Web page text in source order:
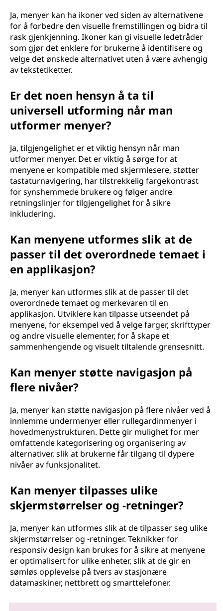
Ja, menyer kan ha ikoner ved siden av alternativene
for å forbedre den visuelle fremstillingen og bidra til
rask gjenkjenning. Ikoner kan gi visuelle ledetråder
som gjør det enklere for brukerne å identifisere og
velge det ønskede alternativet uten å være avhengig
av tekstetiketter.
Er det noen hensyn å ta til
universell utforming når man
utformer menyer?
Ja, tilgjengelighet er et viktig hensyn når man
utformer menyer. Det er viktig å sørge for at
menyene er kompatible med skjermlesere, støtter
tastaturnavigering, har tilstrekkelig fargekontrast
for synshemmede brukere og følger andre
retningslinjer for tilgjengelighet for å sikre
inkludering.
Kan menyene utformes slik at de
passer til det overordnede temaet i
en applikasjon?
Ja, menyer kan utformes slik at de passer til det
overordnede temaet og merkevaren til en
applikasjon. Utviklere kan tilpasse utseendet på
menyene, for eksempel ved å velge farger, skrifttyper
og andre visuelle elementer, for å skape et
sammenhengende og visuelt tiltalende grensesnitt.
Kan menyer støtte navigasjon på
flere nivåer?
Ja, menyer kan støtte navigasjon på flere nivåer ved å
innlemme undermenyer eller rullegardinmenyer i
hovedmenystrukturen. Dette gir mulighet for mer
omfattende kategorisering og organisering av
alternativer, slik at brukerne får tilgang til dypere
nivåer av funksjonalitet.
Kan menyer tilpasses ulike
skjermstørrelser og -retninger?
Ja, menyer kan utformes slik at de tilpasser seg ulike
skjermstørrelser og -retninger. Teknikker for
responsiv design kan brukes for å sikre at menyene
er optimalisert for ulike enheter, slik at de gir en
sømløs opplevelse på tvers av stasjonære
datamaskiner, nettbrett og smarttelefoner.